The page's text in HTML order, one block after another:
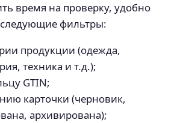
время на проверку, удобно
следующие фильтры:
продукции (одежда,
техника и т.д.);
GTIN;
карточки (черновик,
архивирована);